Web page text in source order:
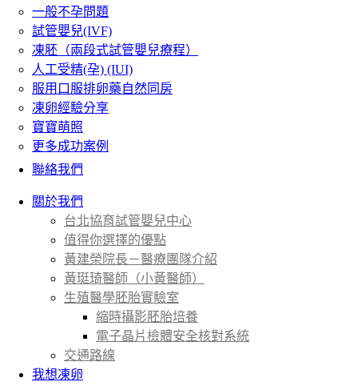
一般不孕問題
試管嬰兒(IVF)
凍胚（兩段式試管嬰兒療程）
人工受精(孕) (IUI)
服用口服排卵藥自然同房
凍卵經驗分享
寶寶萌照
更多成功案例
聯絡我們
關於我們
台北協育試管嬰兒中心
值得你選擇的優點
黃建榮院長－醫療團隊介紹
黃珽琦醫師（小黃醫師）
生殖醫學胚胎實驗室
縮時攝影胚胎培養
電子晶片檢體安全核對系統
交通路線
我想凍卵